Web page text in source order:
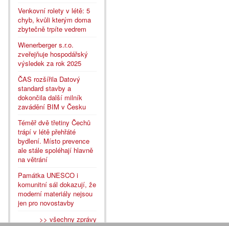
Venkovní rolety v létě: 5
chyb, kvůli kterým doma
zbytečně trpíte vedrem
Wienerberger s.r.o.
zveřejňuje hospodářský
výsledek za rok 2025
ČAS rozšířila Datový
standard stavby a
dokončila další milník
zavádění BIM v Česku
Téměř dvě třetiny Čechů
trápí v létě přehřáté
bydlení. Místo prevence
ale stále spoléhají hlavně
na větrání
Památka UNESCO i
komunitní sál dokazují, že
moderní materiály nejsou
jen pro novostavby
>> všechny zprávy